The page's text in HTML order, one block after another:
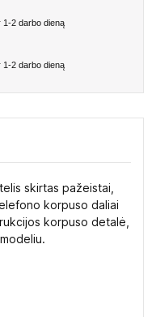
1-2 darbo dieną
1-2 darbo dieną
skirtas pažeistai,
korpuso daliai
korpuso detalė,